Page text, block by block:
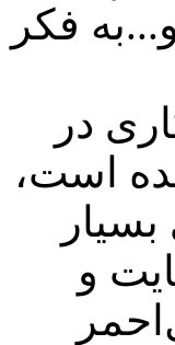
فکر
در
است،
و